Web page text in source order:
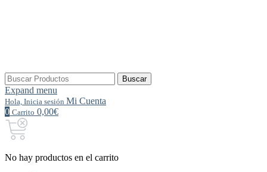
Buscar
por:
Buscar
Expand menu
Hola, Inicia sesión Mi Cuenta
0 Carrito 0,00€
No hay productos en el carrito